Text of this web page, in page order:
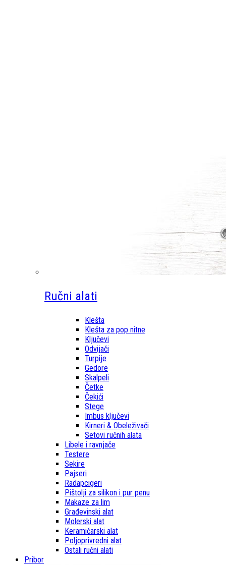
Ručni alati
Klešta
Klešta za pop nitne
Ključevi
Odvijači
Turpije
Gedore
Skalpeli
Četke
Čekići
Stege
Imbus ključevi
Kirneri & Obeleživači
Setovi ručnih alata
Libele i ravnjače
Testere
Sekire
Pajseri
Radapcigeri
Pištolji za silikon i pur penu
Makaze za lim
Građevinski alat
Molerski alat
Keramičarski alat
Poljoprivredni alat
Ostali ručni alati
Pribor